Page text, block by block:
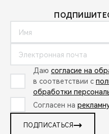
Даю согласие на
в соответствии с
обработки
Согласен на
ПОДПИСАТЬСЯ